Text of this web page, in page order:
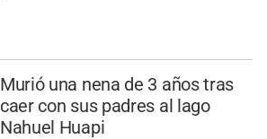
Murió una nena de 3 años tras
caer con sus padres al lago
Nahuel Huapi